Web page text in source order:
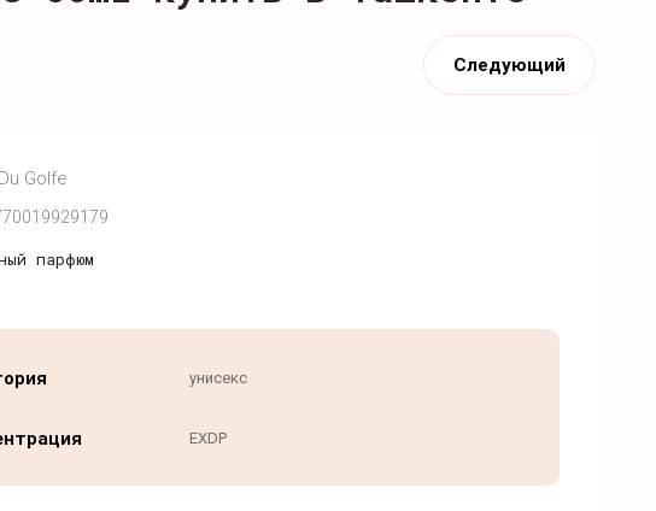
Следующий
Golfe
парфюм
унисекс
EXDP